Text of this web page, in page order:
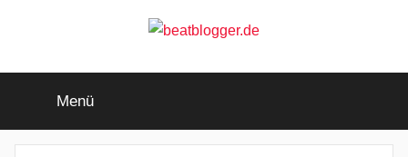
beatblogger.de
beat
goes
Menü